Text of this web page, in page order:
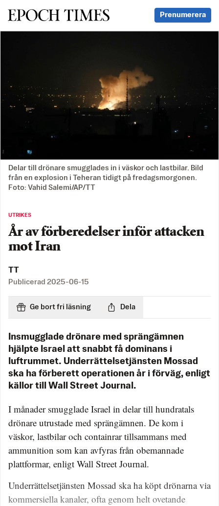
Svenska Epoch Times Prenumerera
Delar till drönare smugglades in i väskor och lastbilar. Bild
från en explosion i Teheran tidigt på fredagsmorgonen.
Foto: Vahid Salemi/AP/TT
UTRIKES
År av förberedelser inför attacken
mot Iran
TT
Publicerad 2025-06-15
Ge bort fri läsning Dela
Insmugglade drönare med sprängämnen
hjälpte Israel att snabbt få dominans i
luftrummet. Underrättelsetjänsten Mossad
ska ha förberett operationen år i förväg, enligt
källor till Wall Street Journal.
I månader smugglade Israel in delar till hundratals
drönare utrustade med sprängämnen. De kom i
väskor, lastbilar och containrar tillsammans med
ammunition som kan avfyras från obemannade
plattformar, enligt Wall Street Journal.
Underrättelsetjänsten Mossad ska ha köpt drönarna via
kommersiella kanaler, ofta genom helt ovetande